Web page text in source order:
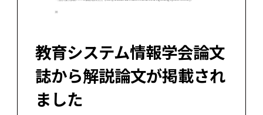
教育システム情報学会論文
誌から解説論文が掲載され
ました